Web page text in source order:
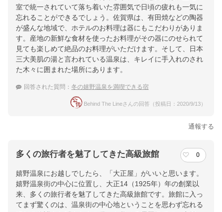
室で統一されていて落ち着いた雰囲気で日頃の疲れも一気に
忘れることができるでしょう。佐賀県は、有田焼などの陶器
が盛んな地域で、ホテルのお料理は器にもこだわりがありま
す。産地の新鮮な食材を使ったお料理がその器にのせられて
見ても楽しめて絶品のお料理がいただけます。そして、日本
三大美肌の湯と言われている温泉は、キレイに手入れのされ
た木々に囲まれた場所にあります。
回答された質問： 冬の嬉野温泉を満喫できる宿
Behind The Lineさんの回答（投稿日：2020/9/13）
通報する
多くの旅行者を魅了してきた高級旅館 0
嬉野温泉にお越しでしたら、「大正屋」がいいと思います。
嬉野温泉街の中心に位置し、大正14（1925年）年の創業以
来、多くの旅行者を魅了してきた高級旅館です。旅館に入っ
てまず驚くのは、温泉街の中心地ということを思わず忘れる